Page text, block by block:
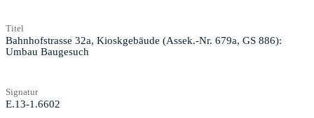
Titel
Bahnhofstrasse 32a, Kioskgebäude (Assek.-Nr. 679a, GS 886):
Umbau Baugesuch
Signatur
E.13-1.6602